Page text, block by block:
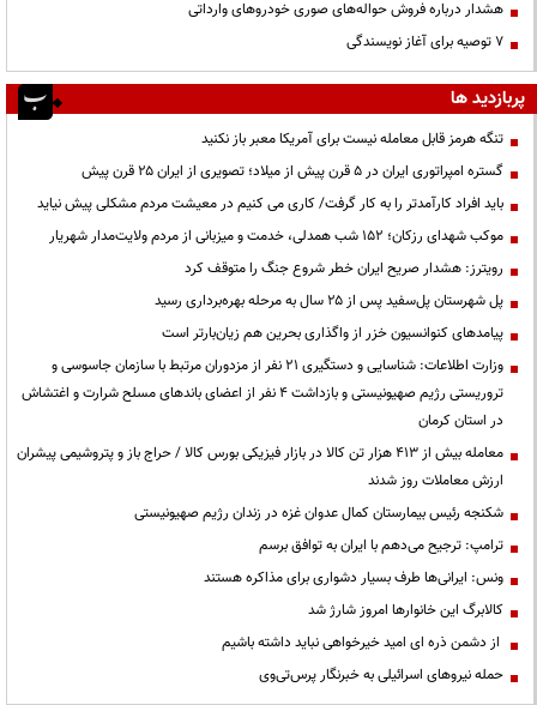
هشدار درباره فروش حواله‌های صوری خودروهای وارداتی
۷ توصیه برای آغاز نویسندگی
پربازدید ها
تنگه هرمز قابل معامله نیست برای آمریکا معبر باز نکنید
گستره امپراتوری ایران در ۵ قرن پیش از میلاد؛ تصویری از ایران ۲۵ قرن پیش
باید افراد کارآمدتر را به کار گرفت/ کاری می کنیم در معیشت مردم مشکلی پیش نیاید
موکب شهدای رزکان؛ ۱۵۲ شب همدلی، خدمت و میزبانی از مردم ولایت‌مدار شهریار
رویترز: هشدار صریح ایران خطر شروع جنگ را متوقف کرد
پل شهرستان پل‌سفید پس از ۲۵ سال به مرحله بهره‌برداری رسید
پیامدهای کنوانسیون خزر از واگذاری بحرین هم زیان‌بارتر است
وزارت اطلاعات: شناسایی و دستگیری ۲۱ نفر از مزدوران مرتبط با سازمان جاسوسی و
تروریستی رژیم صهیونیستی و بازداشت ۴ نفر از اعضای باندهای مسلح شرارت و اغتشاش
در استان کرمان
معامله بیش از ۴۱۳ هزار تن کالا در بازار فیزیکی بورس کالا / حراج باز و پتروشیمی پیشران
ارزش معاملات روز شدند
شکنجه رئیس بیمارستان کمال عدوان غزه در زندان رژیم صهیونیستی
ترامپ: ترجیح می‌دهم با ایران به توافق برسم
ونس: ایرانی‌ها طرف بسیار دشواری برای مذاکره هستند
کالابرگ این خانوارها امروز شارژ شد
از دشمن ذره ای امید خیرخواهی نباید داشته باشیم
حمله نیروهای اسرائیلی به خبرنگار پرس‌تی‌وی